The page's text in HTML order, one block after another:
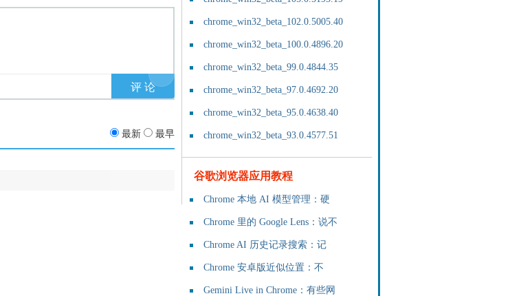
最新 最早
chrome_win32_beta_102.0.5005.40
chrome_win32_beta_100.0.4896.20
chrome_win32_beta_99.0.4844.35
chrome_win32_beta_97.0.4692.20
chrome_win32_beta_95.0.4638.40
chrome_win32_beta_93.0.4577.51
谷歌浏览器应用教程
Chrome 本地 AI 模型管理：硬
Chrome 里的 Google Lens：说不
Chrome AI 历史记录搜索：记
Chrome 安卓版近似位置：不
Gemini Live in Chrome：有些网